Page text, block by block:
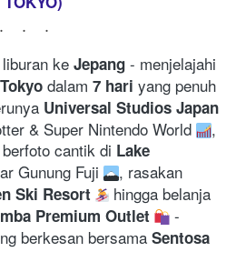
...
ke Jepang
dalam 7 hari yang penuh
Universal Studios Japan
& Super Nintendo World
cantik di Lake
Gunung Fuji
, rasakan
Ski Resort
hingga belanja
Premium Outlet
-
berkesan bersama Sentosa